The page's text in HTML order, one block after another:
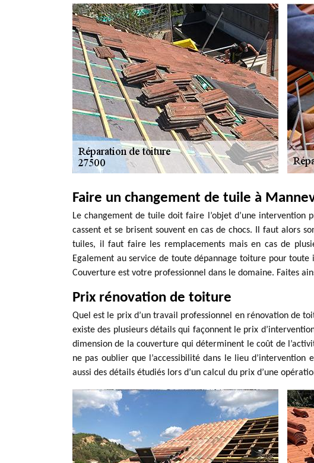
Faire un changement de tuile à
Le changement de tuile doit faire l’objet d’une intervention
cassent et se brisent souvent en cas de chocs. Il faut alors
tuiles, il faut faire les remplacements mais en cas de
Egalement au service de toute dépannage toiture pour toute
Couverture est votre professionnel dans le domaine. Faites
Prix rénovation de toiture
Quel est le prix d’un travail professionnel en rénovation de
existe des plusieurs détails qui façonnent le prix
dimension de la couverture qui déterminent le coût de
ne pas oublier que l’accessibilité dans le lieu
aussi des détails étudiés lors d’un calcul du prix d’une